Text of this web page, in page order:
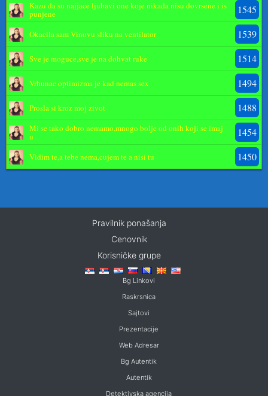
Kazu da su najjace ljubavi one koje nikada nisu dovrsene i is
punjene 1545
Okacila sam Vinovu sliku na ventilator 1539
Sve je moguce,sve je na dohvat ruke 1514
Vrhunac optimizma je kad nemas sex 1494
Prosla si kroz moj zivot 1488
Mi se tako dobro nemamo,mnogo bolje od onih koji se imaj
u 1454
Vidim te,a tebe nema,cujem te a nisi tu 1450
Pravilnik ponašanja
Cenovnik
Korisničke grupe
Bg Linkovi
Raskrsnica
Sajtovi
Prezentacije
Web Adresar
Bg Autentik
Autentik
Detektivska agencija